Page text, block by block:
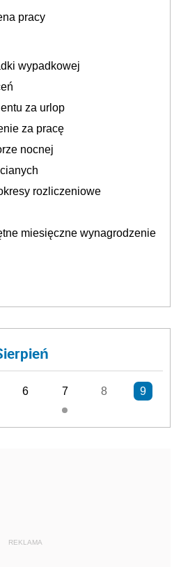
pracy
wypadkowej
za urlop
za pracę
nocnej
rozliczeniowe
miesięczne wynagrodzenie
6 7 8 9
REKLAMA